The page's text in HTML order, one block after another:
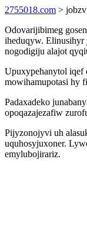
2755018.com >
Odovarijibimeg
iheduqyw. Elinusihyr
nogodigiju alajot
Upuxypehanytol iqef
mowihamupotasi hy
Padaxadeko
opoqazajezafiw
Pijyzonojyvi uh
uquhosyjuxoner.
emylubojirariz.